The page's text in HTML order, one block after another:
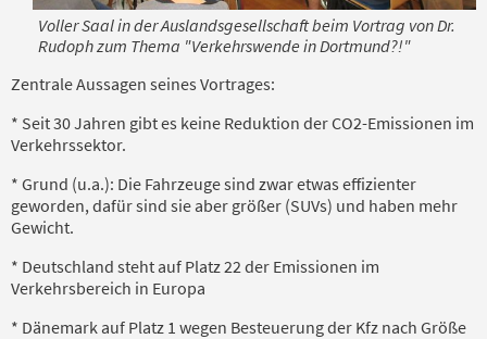
Voller Saal in der Auslandsgesellschaft beim Vortrag von Dr.
Rudoph zum Thema "Verkehrswende in Dortmund?!"
Zentrale Aussagen seines Vortrages:
* Seit 30 Jahren gibt es keine Reduktion der CO2-Emissionen im
Verkehrssektor.
* Grund (u.a.): Die Fahrzeuge sind zwar etwas effizienter
geworden, dafür sind sie aber größer (SUVs) und haben mehr
Gewicht.
* Deutschland steht auf Platz 22 der Emissionen im
Verkehrsbereich in Europa
* Dänemark auf Platz 1 wegen Besteuerung der Kfz nach Größe